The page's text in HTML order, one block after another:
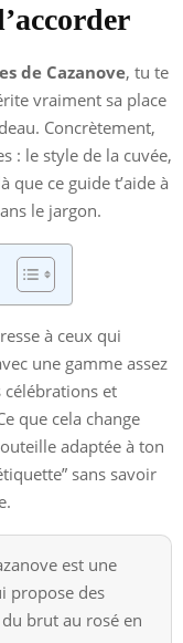
de Cazanove, tu te
vraiment sa place
Concrètement,
: le style de la cuvée,
que ce guide t’aide à
le jargon.
à ceux qui
une gamme assez
célébrations et
que cela change
adaptée à ton
sans savoir
est une
propose des
brut au rosé en